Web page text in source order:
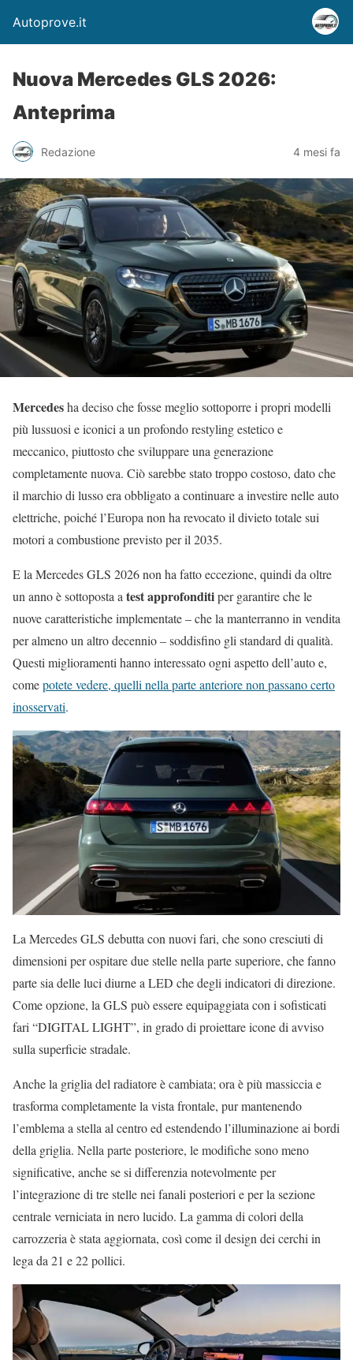
Autoprove.it
Nuova Mercedes GLS 2026:
Anteprima
Redazione 4 mesi fa
Mercedesha deciso che fosse meglio sottoporre i propri modelli
più lussuosi e iconici a un profondo restyling estetico e
meccanico, piuttosto che sviluppare una generazione
completamente nuova. Ciò sarebbe stato troppo costoso, dato che
il marchio di lusso era obbligato a continuare a investire nelle auto
elettriche, poiché l’Europa non ha revocato il divieto totale sui
motori a combustione previsto per il 2035.
E la Mercedes GLS 2026 non ha fatto eccezione, quindi da oltre
un anno è sottoposta atest approfonditiper garantire che le
nuove caratteristiche implementate – che la manterranno in vendita
per almeno un altro decennio – soddisfino gli standard di qualità.
Questi miglioramenti hanno interessato ogni aspetto dell’auto e,
comepotete vedere, quelli nella parte anteriore non passano certo
inosservati.
La Mercedes GLS debutta con nuovi fari, che sono cresciuti di
dimensioni per ospitare due stelle nella parte superiore, che fanno
parte sia delle luci diurne a LED che degli indicatori di direzione.
Come opzione, la GLS può essere equipaggiata con i sofisticati
fari “DIGITAL LIGHT”, in grado di proiettare icone di avviso
sulla superficie stradale.
Anche la griglia del radiatore è cambiata; ora è più massiccia e
trasforma completamente la vista frontale, pur mantenendo
l’emblema a stella al centro ed estendendo l’illuminazione ai bordi
della griglia. Nella parte posteriore, le modifiche sono meno
significative, anche se si differenzia notevolmente per
l’integrazione di tre stelle nei fanali posteriori e per la sezione
centrale verniciata in nero lucido. La gamma di colori della
carrozzeria è stata aggiornata, così come il design dei cerchi in
lega da 21 e 22 pollici.